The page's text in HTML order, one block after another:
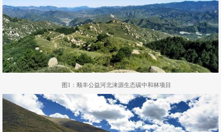
图1：顺丰公益河北涞源生态碳中和林项目